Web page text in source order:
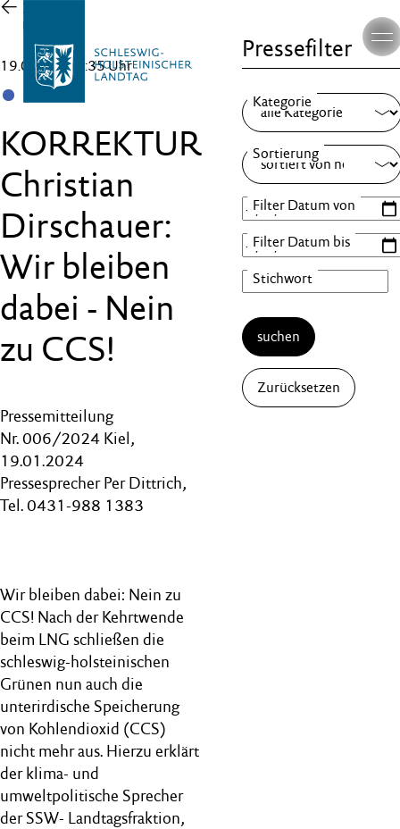
Zur
Übersicht
19.01.24 , 11:35 Uhr
KORREKTUR
Christian
Dirschauer:
Wir bleiben
dabei - Nein
zu CCS!
Pressemitteilung
Nr. 006/2024 Kiel,
19.01.2024
Pressesprecher Per Dittrich,
Tel. 0431-988 1383
Wir bleiben dabei: Nein zu
CCS! Nach der Kehrtwende
beim LNG schließen die
schleswig-holsteinischen
Grünen nun auch die
unterirdische Speicherung
von Kohlendioxid (CCS)
nicht mehr aus. Hierzu erklärt
der klima- und
umweltpolitische Sprecher
der SSW- Landtagsfraktion,
Pressefilter
suchen
Zurücksetzen